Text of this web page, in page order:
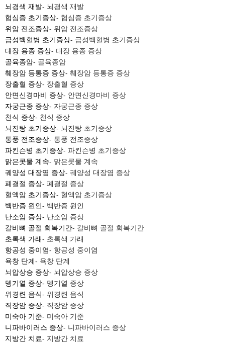
뇌경색 재발- 뇌경색 재발
협심증 초기증상- 협심증 초기증상
위암 전조증상- 위암 전조증상
급성백혈병 초기증상- 급성백혈병 초기증상
대장 용종 증상- 대장 용종 증상
골육종암- 골육종암
췌장암 등통증 증상- 췌장암 등통증 증상
장출혈 증상- 장출혈 증상
안면신경마비 증상- 안면신경마비 증상
자궁근종 증상- 자궁근종 증상
천식 증상- 천식 증상
뇌진탕 초기증상- 뇌진탕 초기증상
통풍 전조증상- 통풍 전조증상
파킨슨병 초기증상- 파킨슨병 초기증상
맑은콧물 계속- 맑은콧물 계속
궤양성 대장염 증상- 궤양성 대장염 증상
폐결절 증상- 폐결절 증상
혈액암 초기증상- 혈액암 초기증상
백반증 원인- 백반증 원인
난소암 증상- 난소암 증상
갈비뼈 골절 회복기간- 갈비뼈 골절 회복기간
초록색 가래- 초록색 가래
항공성 중이염- 항공성 중이염
욕창 단계- 욕창 단계
뇌압상승 증상- 뇌압상승 증상
뎅기열 증상- 뎅기열 증상
위경련 음식- 위경련 음식
직장암 증상- 직장암 증상
미숙아 기준- 미숙아 기준
니파바이러스 증상- 니파바이러스 증상
지방간 치료- 지방간 치료